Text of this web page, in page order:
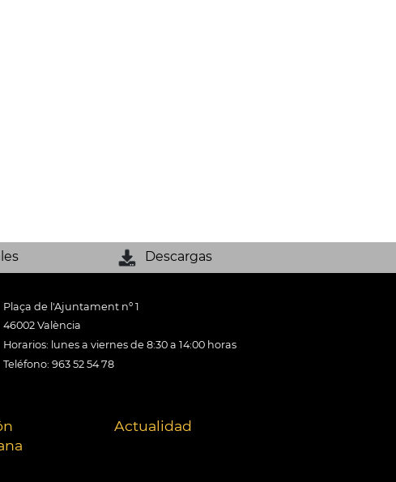
Descargas
Plaça de l'Ajuntament nº 1
46002 València
Horarios: lunes a viernes de 8:30 a 14:00 horas
Teléfono: 963 52 54 78
Actualidad